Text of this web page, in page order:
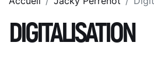
DIGITALISATION